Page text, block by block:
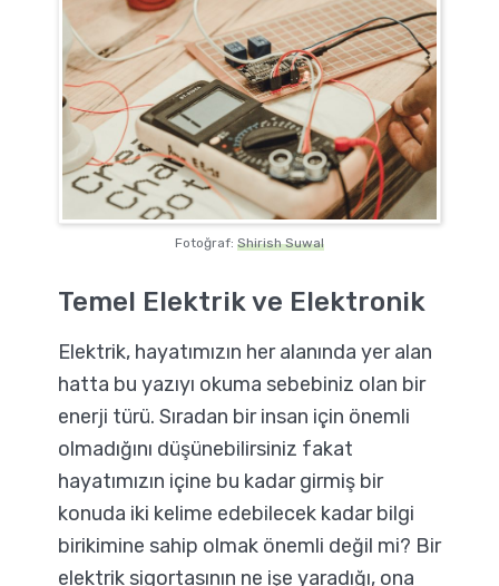
Fotoğraf: Shirish Suwal
Temel Elektrik ve Elektronik
Elektrik, hayatımızın her alanında yer alan
hatta bu yazıyı okuma sebebiniz olan bir
enerji türü. Sıradan bir insan için önemli
olmadığını düşünebilirsiniz fakat
hayatımızın içine bu kadar girmiş bir
konuda iki kelime edebilecek kadar bilgi
birikimine sahip olmak önemli değil mi? Bir
elektrik sigortasının ne işe yaradığı, ona